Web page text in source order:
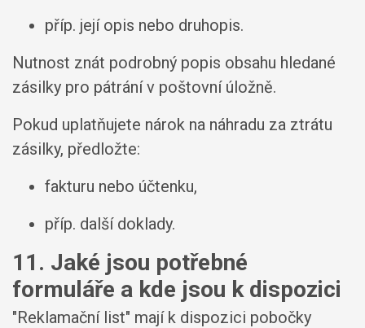
příp. její opis nebo druhopis.
Nutnost znát podrobný popis obsahu hledané
zásilky pro pátrání v poštovní úložně.
Pokud uplatňujete nárok na náhradu za ztrátu
zásilky, předložte:
fakturu nebo účtenku,
příp. další doklady.
11. Jaké jsou potřebné
formuláře a kde jsou k dispozici
"Reklamační list" mají k dispozici pobočky